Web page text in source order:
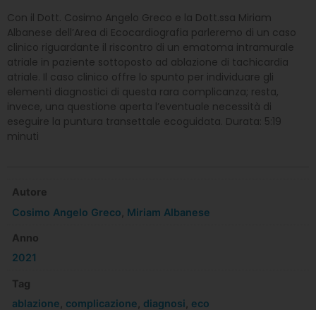
Con il Dott. Cosimo Angelo Greco e la Dott.ssa Miriam
Albanese dell’Area di Ecocardiografia parleremo di un caso
clinico riguardante il riscontro di un ematoma intramurale
atriale in paziente sottoposto ad ablazione di tachicardia
atriale. Il caso clinico offre lo spunto per individuare gli
elementi diagnostici di questa rara complicanza; resta,
invece, una questione aperta l’eventuale necessità di
eseguire la puntura transettale ecoguidata. Durata: 5:19
minuti
Autore
Cosimo Angelo Greco Miriam Albanese
Anno
2021
Tag
ablazione complicazione diagnosi eco